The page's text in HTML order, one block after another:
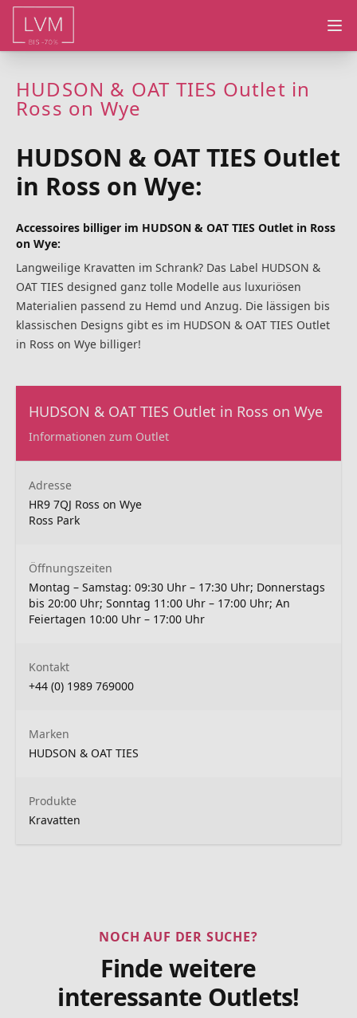
HUDSON & OAT TIES Outlet in
Ross on Wye
HUDSON & OAT TIES Outlet
in Ross on Wye:
Accessoires billiger im HUDSON & OAT TIES Outlet in Ross
on Wye:
Langweilige Kravatten im Schrank? Das Label HUDSON &
OAT TIES designed ganz tolle Modelle aus luxuriösen
Materialien passend zu Hemd und Anzug. Die lässigen bis
klassischen Designs gibt es im HUDSON & OAT TIES Outlet
in Ross on Wye billiger!
HUDSON & OAT TIES Outlet in Ross on Wye
Informationen zum Outlet
Adresse
HR9 7QJ Ross on Wye
Ross Park
Öffnungszeiten
Montag – Samstag: 09:30 Uhr – 17:30 Uhr; Donnerstags
bis 20:00 Uhr; Sonntag 11:00 Uhr – 17:00 Uhr; An
Feiertagen 10:00 Uhr – 17:00 Uhr
Kontakt
+44 (0) 1989 769000
Marken
HUDSON & OAT TIES
Produkte
Kravatten
NOCH AUF DER SUCHE?
Finde weitere
interessante Outlets!